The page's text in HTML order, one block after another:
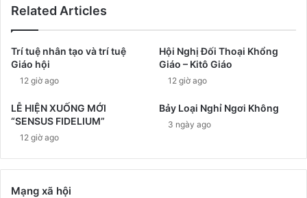
Related Articles
Trí tuệ nhân tạo và trí tuệ
Giáo hội
12 giờ ago
Hội Nghị Đối Thoại Khổng
Giáo – Kitô Giáo
12 giờ ago
LỄ HIỆN XUỐNG MỚI
“SENSUS FIDELIUM”
12 giờ ago
Bảy Loại Nghỉ Ngơi Không
3 ngày ago
Mạng xã hội